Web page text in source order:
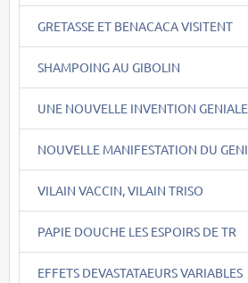
GRETASSE ET BENACACA VISITENT
SHAMPOING AU GIBOLIN
UNE NOUVELLE INVENTION GENIALE
NOUVELLE MANIFESTATION DU GENI
VILAIN VACCIN, VILAIN TRISO
PAPIE DOUCHE LES ESPOIRS DE TR
EFFETS DEVASTATAEURS VARIABLES